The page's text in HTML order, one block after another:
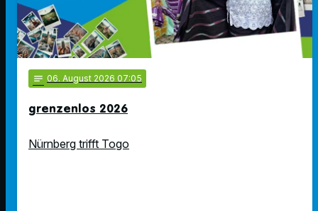
notes 06. August 2026 07:05
grenzenlos 2026
Nürnberg trifft Togo